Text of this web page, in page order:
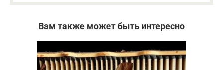
Вам также может быть интересно